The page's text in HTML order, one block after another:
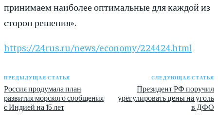
принимаем наиболее оптимальные для каждой из
сторон решения».
https://24rus.ru/news/economy/224424.html
ПРЕДЫДУЩАЯ СТАТЬЯ
Россия продумала план
развития морского сообщения
с Индией на 15 лет
СЛЕДУЮЩАЯ СТАТЬЯ
Президент РФ поручил
урегулировать цены на уголь
в ДФО